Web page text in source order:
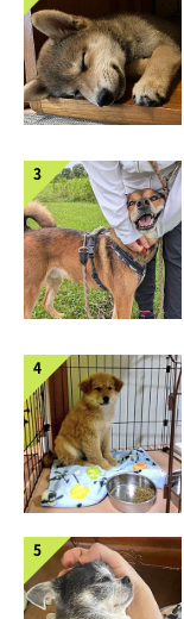
今振り返ると、小さ
していたんだなと感
自分の気持ち